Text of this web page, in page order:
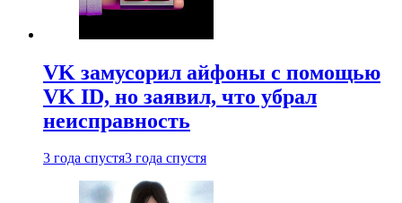
VK замусорил айфоны с помощью
VK ID, но заявил, что убрал
неисправность
3 года спустя3 года спустя